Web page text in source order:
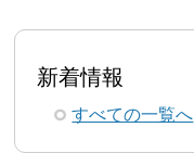
新着情報
すべての一覧へ